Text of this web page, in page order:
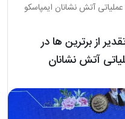
آتش‌ نشانان ایمپاسکو
از برترین‌ ها در
آتش‌ نشانان